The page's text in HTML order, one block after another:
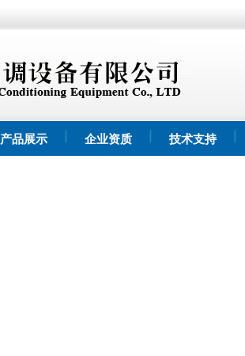
产品展示 企业资质 技术支持